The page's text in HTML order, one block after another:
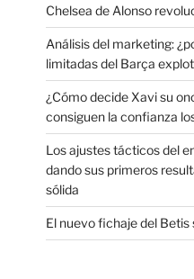
Chelsea de Alonso
Análisis del marketing:
limitadas del Barça
¿Cómo decide Xavi su
consiguen la confianza
Los ajustes tácticos del
dando sus primeros
sólida
El nuevo fichaje del Betis